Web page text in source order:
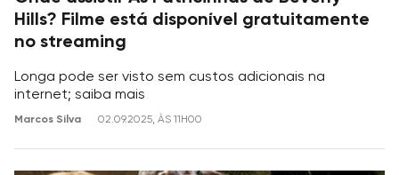
Hills? Filme está disponível gratuitamente
no streaming
Longa pode ser visto sem custos adicionais na
internet; saiba mais
Marcos Silva 02.09.2025, ÀS 11H00